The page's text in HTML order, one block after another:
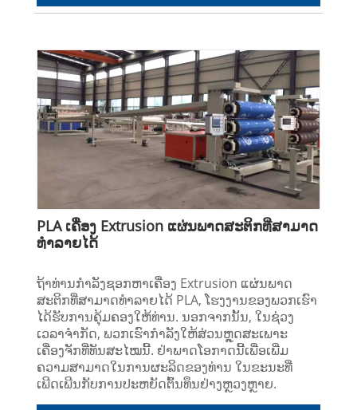
PLA ເຄື່ອງ Extrusion ແຜ່ນພາດສະຕິກທີ່ສາມາດ
ທໍາລາຍໄດ້
ຖ້າທ່ານກໍາລັງຊອກຫາເຄື່ອງ Extrusion ແຜ່ນພາດ
ສະຕິກທີ່ສາມາດທໍາລາຍໄດ້ PLA, ໂຮງງານຂອງພວກເຮົາ
ໄດ້ຮັບການຄຸ້ມຄອງໃຫ້ທ່ານ. ນອກຈາກນັ້ນ, ໃນຊ່ວງ
ເວລາຈຳກັດ, ພວກເຮົາກຳລັງໃຫ້ສ່ວນຫຼຸດສະເພາະ
ເຄື່ອງຈັກທີ່ທັນສະໄໝນີ້. ຢ່າພາດໂອກາດນີ້ເພື່ອເພີ່ມ
ຄວາມສາມາດໃນການຜະລິດຂອງທ່ານ ໃນຂະນະທີ່
ເພີດເພີນກັບການປະຫຍັດຕົ້ນທຶນຢ່າງຫຼວງຫຼາຍ.